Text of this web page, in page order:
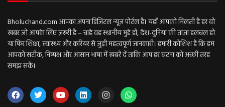
Bholuchand.com आपका अपना डिजिटल न्यूज़ पोर्टल है। यहाँ आपको मिलती है हर वो
खबर जो आपके लिए ज़रूरी है – चाहे वह स्थानीय मुद्दे हों, देश-दुनिया की ताज़ा हलचल हो
या फिर शिक्षा, स्वास्थ्य और करियर से जुड़ी महत्वपूर्ण जानकारी। हमारी कोशिश है कि हम
आपको सटीक, निष्पक्ष और आसान भाषा में खबरें दें ताकि आप हर घटना को अच्छी तरह
समझ सकें।